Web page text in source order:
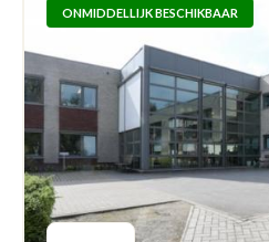
ONMIDDELLIJK BESCHIKBAAR